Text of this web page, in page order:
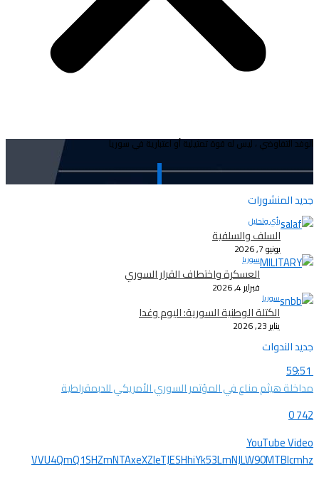
الوفد التفاوضي ، ليس له قوة تمثيلية أو اعتبارية في سوريا
جديد المنشورات
رأي وتحليل
السلف والسلفية
يونيو 7, 2026
سوريا
العسكرة واختطاف القرار السوري
فبراير 4, 2026
سوريا
الكتلة الوطنية السورية: اليوم وغدا
يناير 23, 2026
جديد الندوات
59:51
مداخلة هيثم مناع في المؤتمر السوري الأمريكي للدبمقراطية
742
0
YouTube Video
VVU4QmQ1SHZmNTAxeXZleTJESHhiYk53LmNJLW90MTBIcmhz